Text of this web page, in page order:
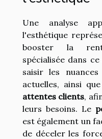
Une analyse
l'esthétique
booster la
spécialisée dans
saisir les
actuelles, ainsi
attentes clients,
leurs besoins. Le
est également un
de déceler les